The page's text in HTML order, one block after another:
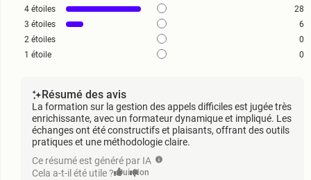
4 étoiles
28
3 étoiles
6
2 étoiles
0
1 étoile 0
Résumé des avis
La formation sur la gestion des appels difficiles est jugée très
enrichissante, avec un formateur dynamique et impliqué. Les
échanges ont été constructifs et plaisants, offrant des outils
pratiques et une méthodologie claire.
Ce résumé est généré par IA
Cela a-t-il été utile ? Oui Non